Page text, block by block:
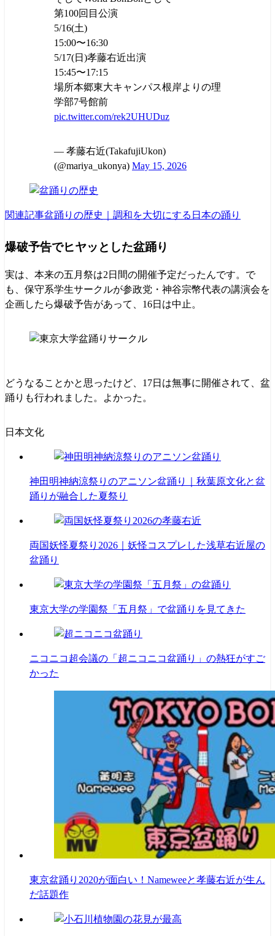
第100回目公演
5/16(土)
15:00〜16:30
5/17(日)孝藤右近出演
15:45〜17:15
場所本郷東大キャンパス根岸よりの理
学部7号館前
pic.twitter.com/rek2UHUDuz
— 孝藤右近(TakafujiUkon)
(@mariya_ukonya) May 15, 2026
関連記事盆踊りの歴史｜調和を大切にする日本の踊り
爆破予告でヒヤッとした盆踊り
実は、本来の五月祭は2日間の開催予定だったんです。で
も、保守系学生サークルが参政党・神谷宗幣代表の講演会を
企画したら爆破予告があって、16日は中止。
どうなることかと思ったけど、17日は無事に開催されて、盆
踊りも行われました。よかった。
日本文化
神田明神納涼祭りのアニソン盆踊り｜秋葉原文化と盆
踊りが融合した夏祭り
両国妖怪夏祭り2026｜妖怪コスプレした浅草右近屋の
盆踊り
東京大学の学園祭「五月祭」で盆踊りを見てきた
ニコニコ超会議の「超ニコニコ盆踊り」の熱狂がすご
かった
東京盆踊り2020が面白い！Nameweeと孝藤右近が生ん
だ話題作